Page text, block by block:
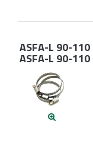
ASFA-L 90-110
ASFA-L 90-110